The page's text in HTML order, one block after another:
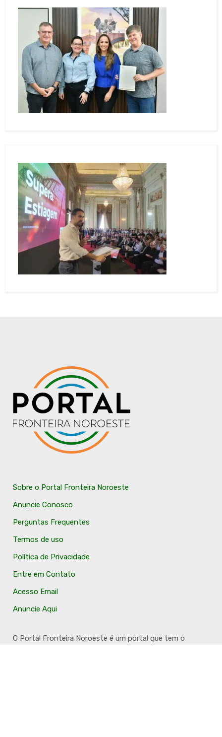
Sobre o Portal Fronteira Noroeste
Anuncie Conosco
Perguntas Frequentes
Termos de uso
Política de Privacidade
Entre em Contato
Acesso Email
Anuncie Aqui
O Portal Fronteira Noroeste é um portal que tem o